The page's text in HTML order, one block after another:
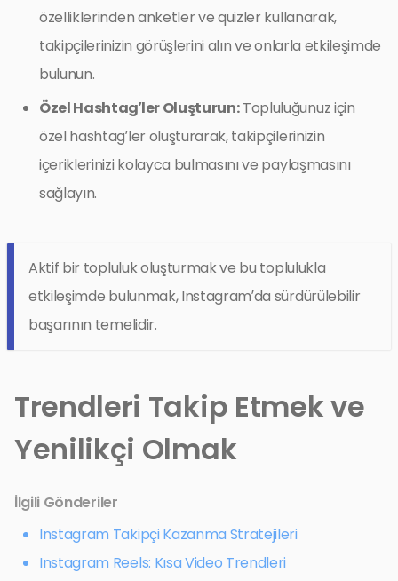
özelliklerinden anketler ve quizler kullanarak,
takipçilerinizin görüşlerini alın ve onlarla etkileşimde
bulunun.
Özel Hashtag’ler Oluşturun:Topluluğunuz için
özel hashtag’ler oluşturarak, takipçilerinizin
içeriklerinizi kolayca bulmasını ve paylaşmasını
sağlayın.
Aktif bir topluluk oluşturmak ve bu toplulukla
etkileşimde bulunmak, Instagram’da sürdürülebilir
başarının temelidir.
Trendleri Takip Etmek ve
Yenilikçi Olmak
İlgili Gönderiler
Instagram Takipçi Kazanma Stratejileri
Instagram Reels: Kısa Video Trendleri